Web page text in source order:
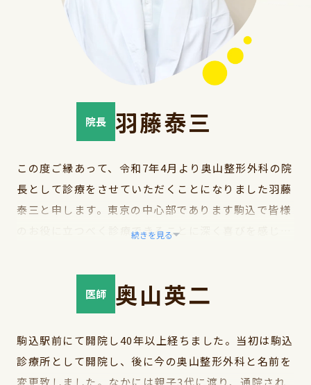
この度ご縁あって、令和7年4月より奥山整形外科の院
長として診療をさせていただくことになりました羽藤
泰三と申します。東京の中心部であります駒込で皆様
のお役に立つべく診療できることに深く喜びを感じて
当院は駒込駅周辺を中心に30年もの間、地域の整形外
科診療に貢献してきた診療所であります。初代院長奥
山先生、前院長岡本先生のご尽力により、多くの患者
様の整形外科疾患のお悩みの解決のために貢献してま
いりました。私も先代方のご功績を引き継き、益々皆
様のお役に立つような医療活動にしていきたいと考え
続きを見る
院長 羽藤泰三
医師 奥山英二
駒込駅前にて開院し40年以上経ちました。当初は駒込
診療所として開院し、後に今の奥山整形外科と名前を
変更致しました。なかには親子3代に渡り、通院され